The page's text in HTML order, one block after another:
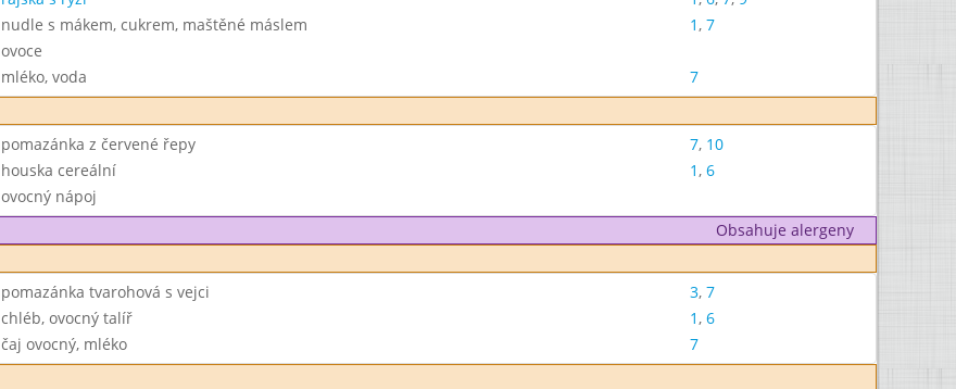
nudle s mákem, cukrem, maštěné máslem 1, 7
ovoce
mléko, voda
7
pomazánka z červené řepy 7, 10
houska cereální 1, 6
ovocný nápoj
Obsahuje alergeny
pomazánka tvarohová s vejci 3, 7
chléb, ovocný talíř 1, 6
čaj ovocný, mléko
7